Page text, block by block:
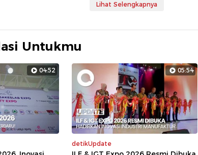
Lihat Selengkapnya
Untukmu
04:52 05:54
detikUpdate